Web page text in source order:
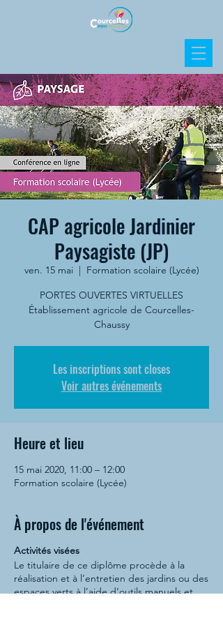
CAP agricole Jardinier
Paysagiste (JP)
ven. 15 mai
  |
Formation scolaire (Lycée)
PORTES OUVERTES VIRTUELLES
Établissement agricole de Courcelles-
Chaussy
Les inscriptions sont closes
Voir autres événements
Heure et lieu
15 mai 2020, 11:00 – 12:00
Formation scolaire (Lycée)
À propos de l'événement
Activités visées
Le titulaire de ce diplôme procède à la
réalisation et à l’entretien des jardins ou des
espaces verts à l’aide d’outils manuels et